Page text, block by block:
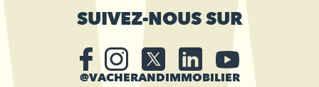
SUIVEZ-NOUS SUR
@VACHERANDIMMOBILIER